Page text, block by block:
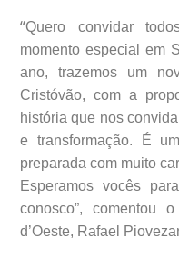
“Quero convidar
momento especial em
ano, trazemos um
Cristóvão, com a
história que nos
e transformação. É
preparada com muito
Esperamos vocês
conosco”, comentou
d’Oeste, Rafael